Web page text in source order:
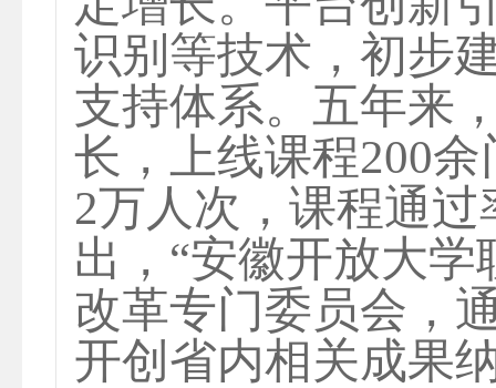
识别等技术，初步
支持体系。五年来
长，上线课程200
2万人次，课程通
出，“安徽开放大
改革专门委员会，
开创省内相关成果